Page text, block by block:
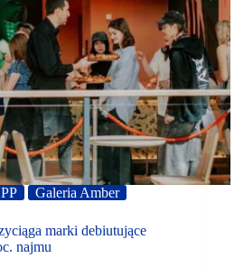
Galeria Amber
marki debiutujące
najmu